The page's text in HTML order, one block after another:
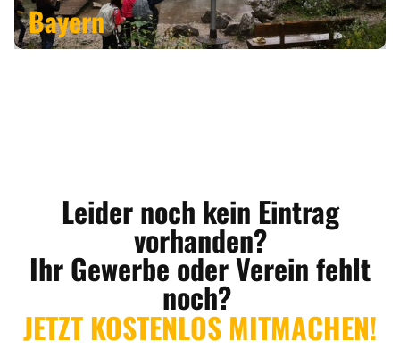
Bayern
Leider noch kein Eintrag
vorhanden?
Ihr Gewerbe oder Verein fehlt
noch?
JETZT KOSTENLOS MITMACHEN!